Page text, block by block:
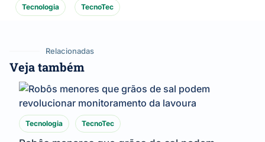
Tecnologia TecnoTec
Relacionadas
Veja também
Tecnologia TecnoTec